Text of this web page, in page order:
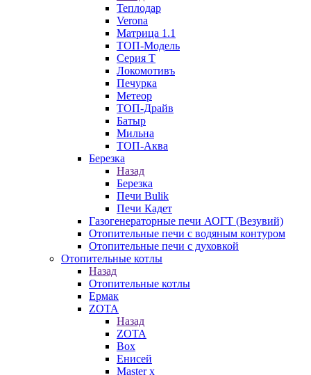
Теплодар
Verona
Матрица 1.1
ТОП-Модель
Серия Т
Локомотивъ
Печурка
Метеор
ТОП-Драйв
Батыр
Мильна
ТОП-Аква
Березка
Назад
Березка
Печи Bulik
Печи Кадет
Газогенераторные печи АОГТ (Везувий)
Отопительные печи с водяным контуром
Отопительные печи с духовкой
Отопительные котлы
Назад
Отопительные котлы
Ермак
ZOTA
Назад
ZOTA
Box
Енисей
Master x